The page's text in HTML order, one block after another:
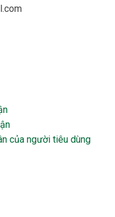
của người tiêu dùng